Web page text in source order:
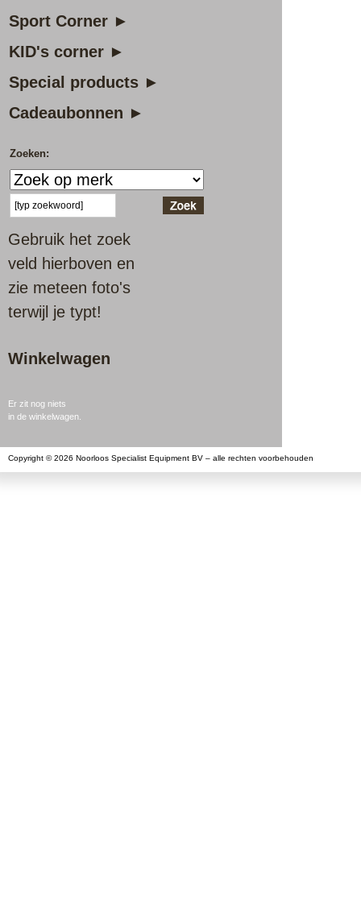
Sport Corner ►
KID's corner ►
Special products ►
Cadeaubonnen ►
Zoeken:
Gebruik het zoek
veld hierboven en
zie meteen foto's
terwijl je typt!
Winkelwagen
Er zit nog niets
in de winkelwagen.
Copyright © 2026 Noorloos Specialist Equipment BV – alle rechten voorbehouden